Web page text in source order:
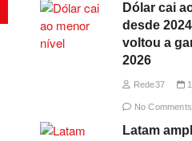
Dólar cai
desde
voltou a
2026
Rede37
No Comments
Latam